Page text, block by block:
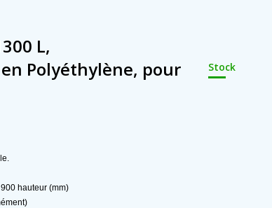
L,
Polyéthylène, pour
Stock
hauteur (mm)